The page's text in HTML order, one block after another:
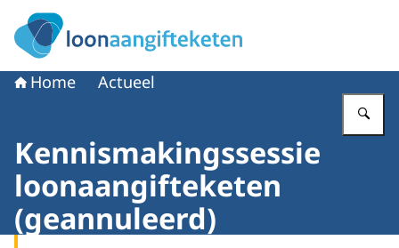
Naar de homepage van Loonaangifteketen
Home Actueel
Kennismakingssessie
loonaangifteketen
(geannuleerd)